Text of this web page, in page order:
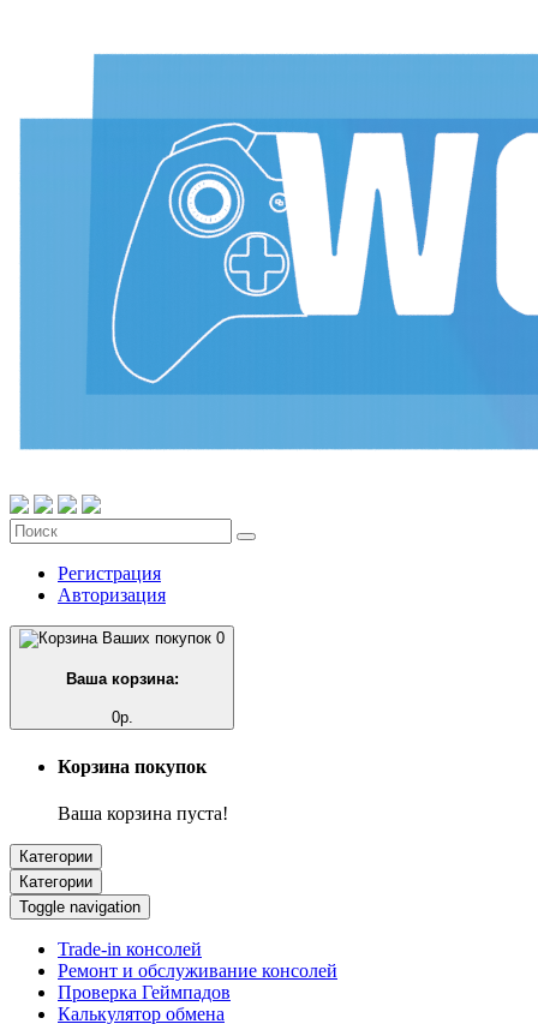
Регистрация
Авторизация
0
Ваша корзина:
0р.
Корзина покупок
Ваша корзина пуста!
Категории
Категории
Toggle navigation
Trade-in консолей
Ремонт и обслуживание консолей
Проверка Геймпадов
Калькулятор обмена